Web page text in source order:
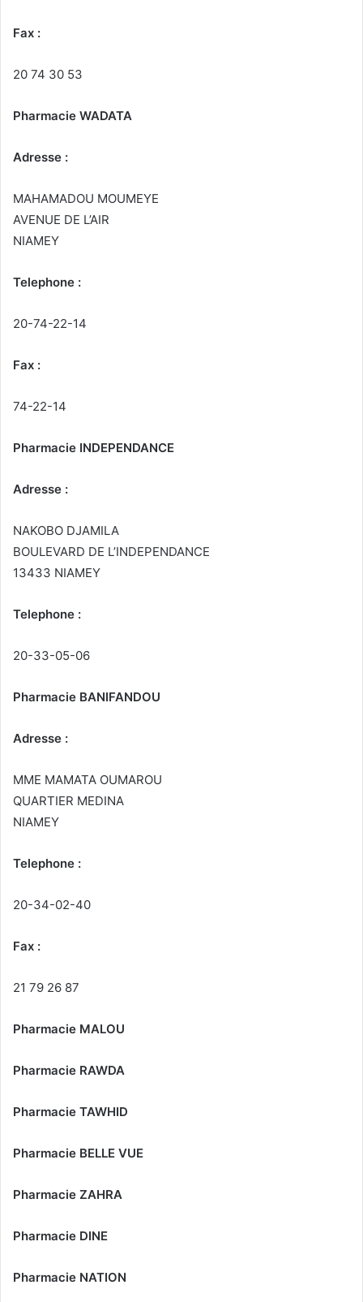
Fax :
20 74 30 53
Pharmacie WADATA
Adresse :
MAHAMADOU MOUMEYE
AVENUE DE L’AIR
NIAMEY
Telephone :
20-74-22-14
Fax :
74-22-14
Pharmacie INDEPENDANCE
Adresse :
NAKOBO DJAMILA
BOULEVARD DE L’INDEPENDANCE
13433 NIAMEY
Telephone :
20-33-05-06
Pharmacie BANIFANDOU
Adresse :
MME MAMATA OUMAROU
QUARTIER MEDINA
NIAMEY
Telephone :
20-34-02-40
Fax :
21 79 26 87
Pharmacie MALOU
Pharmacie RAWDA
Pharmacie TAWHID
Pharmacie BELLE VUE
Pharmacie ZAHRA
Pharmacie DINE
Pharmacie NATION